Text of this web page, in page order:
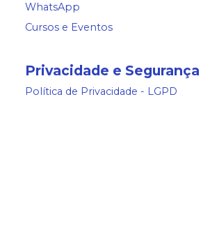
WhatsApp
Cursos e Eventos
Privacidade e Segurança
Política de Privacidade - LGPD